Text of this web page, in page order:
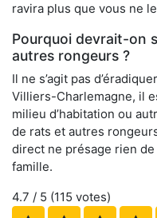
ravira plus que vous ne
Pourquoi devrait-on
autres rongeurs ?
Il ne s’agit pas
Villiers-Charlemagne, il
milieu d’habitation ou
de rats et autres
direct ne présage rien
famille.
4.7 / 5 (115 votes)